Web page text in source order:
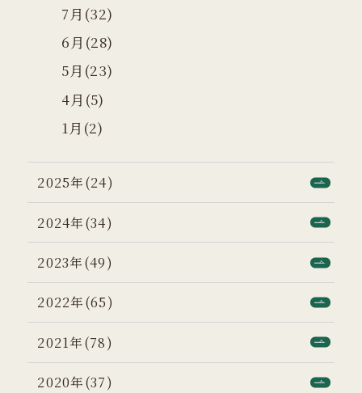
7月(32)
6月(28)
5月(23)
4月(5)
1月(2)
2025年(24)
2024年(34)
2023年(49)
2022年(65)
2021年(78)
2020年(37)